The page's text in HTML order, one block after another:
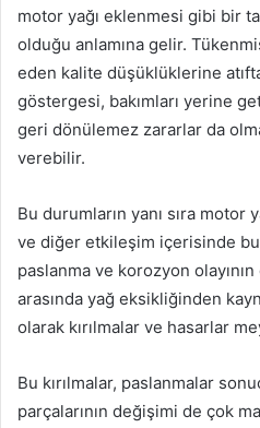
motor yağı eklenmesi gibi bir
olduğu anlamına gelir.
eden kalite düşüklüklerine
göstergesi, bakımları yerine
geri dönülemez zararlar da
verebilir.
Bu durumların yanı sıra motor
ve diğer etkileşim içerisinde
paslanma ve korozyon
arasında yağ eksikliğinden
olarak kırılmalar ve hasarlar
Bu kırılmalar, paslanmalar
parçalarının değişimi de çok